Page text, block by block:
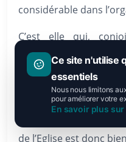
considérable dans
C’est elle qui,
nationale, est
enfants jusqu’à la fin
qui tient l’état civil
l’administration
de l’Eglise est donc
Ce site n'utilise
essentiels
Nous nous limitons
pour améliorer votre
En savoir plus